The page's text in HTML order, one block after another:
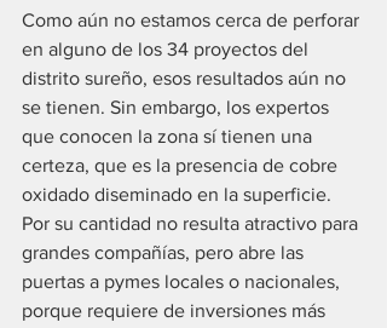
Como aún no estamos cerca de perforar
en alguno de los 34 proyectos del
distrito sureño, esos resultados aún no
se tienen. Sin embargo, los expertos
que conocen la zona sí tienen una
certeza, que es la presencia de cobre
oxidado diseminado en la superficie.
Por su cantidad no resulta atractivo para
grandes compañías, pero abre las
puertas a pymes locales o nacionales,
porque requiere de inversiones más